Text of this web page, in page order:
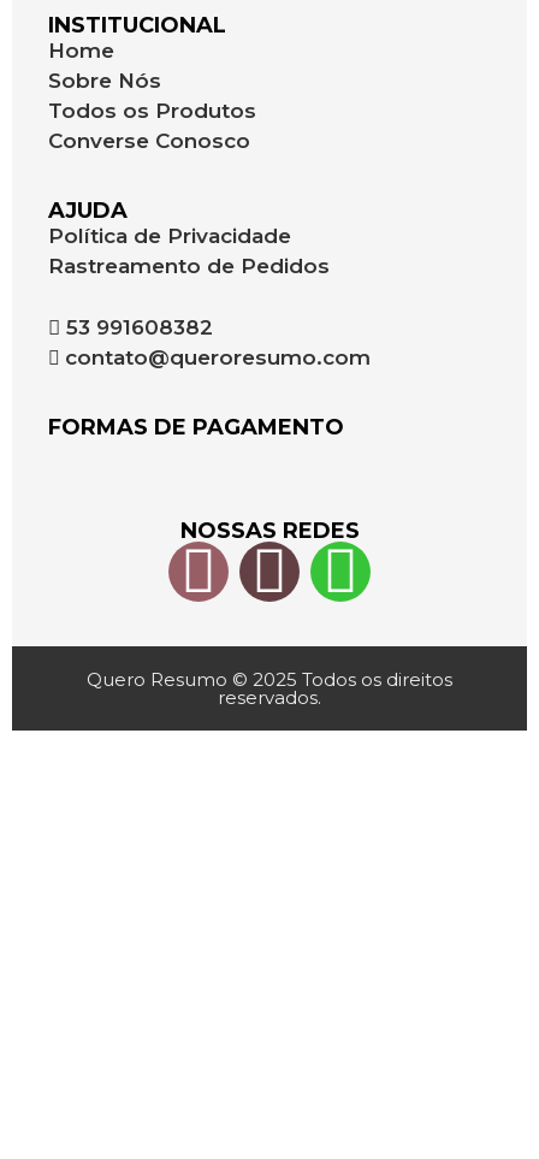
INSTITUCIONAL
Home
Sobre Nós
Todos os Produtos
Converse Conosco
AJUDA
Política de Privacidade
Rastreamento de Pedidos
53 991608382
contato@queroresumo.com
FORMAS DE PAGAMENTO
NOSSAS REDES
Quero Resumo © 2025 Todos os direitos
reservados.